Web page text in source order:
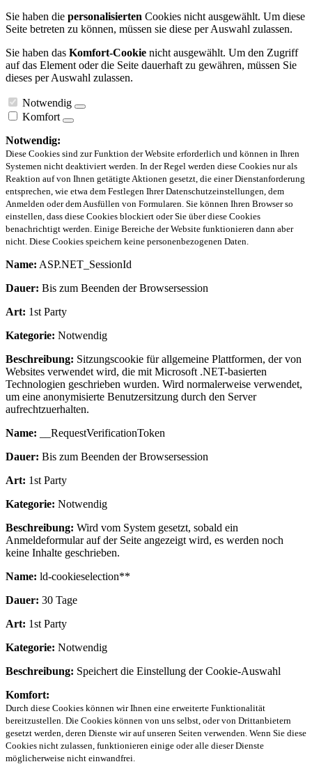
Sie haben die personalisierten Cookies nicht ausgewählt. Um diese
Seite betreten zu können, müssen sie diese per Auswahl zulassen.
Sie haben das Komfort-Cookie nicht ausgewählt. Um den Zugriff
auf das Element oder die Seite dauerhaft zu gewähren, müssen Sie
dieses per Auswahl zulassen.
Notwendig
Komfort
Notwendig:
Diese Cookies sind zur Funktion der Website erforderlich und können in Ihren
Systemen nicht deaktiviert werden. In der Regel werden diese Cookies nur als
Reaktion auf von Ihnen getätigte Aktionen gesetzt, die einer Dienstanforderung
entsprechen, wie etwa dem Festlegen Ihrer Datenschutzeinstellungen, dem
Anmelden oder dem Ausfüllen von Formularen. Sie können Ihren Browser so
einstellen, dass diese Cookies blockiert oder Sie über diese Cookies
benachrichtigt werden. Einige Bereiche der Website funktionieren dann aber
nicht. Diese Cookies speichern keine personenbezogenen Daten.
Name: ASP.NET_SessionId
Dauer: Bis zum Beenden der Browsersession
Art: 1st Party
Kategorie: Notwendig
Beschreibung: Sitzungscookie für allgemeine Plattformen, der von
Websites verwendet wird, die mit Microsoft .NET-basierten
Technologien geschrieben wurden. Wird normalerweise verwendet,
um eine anonymisierte Benutzersitzung durch den Server
aufrechtzuerhalten.
Name: __RequestVerificationToken
Dauer: Bis zum Beenden der Browsersession
Art: 1st Party
Kategorie: Notwendig
Beschreibung: Wird vom System gesetzt, sobald ein
Anmeldeformular auf der Seite angezeigt wird, es werden noch
keine Inhalte geschrieben.
Name: ld-cookieselection**
Dauer: 30 Tage
Art: 1st Party
Kategorie: Notwendig
Beschreibung: Speichert die Einstellung der Cookie-Auswahl
Komfort:
Durch diese Cookies können wir Ihnen eine erweiterte Funktionalität
bereitzustellen. Die Cookies können von uns selbst, oder von Drittanbietern
gesetzt werden, deren Dienste wir auf unseren Seiten verwenden. Wenn Sie diese
Cookies nicht zulassen, funktionieren einige oder alle dieser Dienste
möglicherweise nicht einwandfrei.